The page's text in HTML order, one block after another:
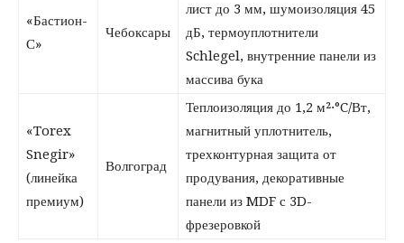
«Бастион-
С»
Чебоксары
лист до 3 мм, шумоизоляция 45
дБ, термоуплотнители
Schlegel, внутренние панели из
массива бука
«Torex
Snegir»
(линейка
премиум)
Волгоград
Теплоизоляция до 1,2 м²·°C/Вт,
магнитный уплотнитель,
трехконтурная защита от
продувания, декоративные
панели из MDF с 3D-
фрезеровкой